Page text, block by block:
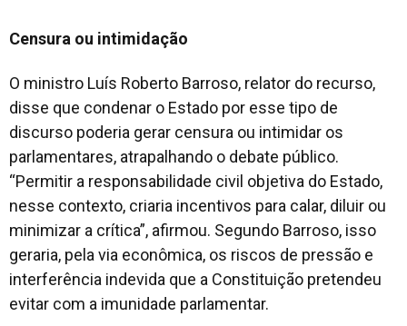
Censura ou intimidação
O ministro Luís Roberto Barroso, relator do recurso,
disse que condenar o Estado por esse tipo de
discurso poderia gerar censura ou intimidar os
parlamentares, atrapalhando o debate público.
“Permitir a responsabilidade civil objetiva do Estado,
nesse contexto, criaria incentivos para calar, diluir ou
minimizar a crítica”, afirmou. Segundo Barroso, isso
geraria, pela via econômica, os riscos de pressão e
interferência indevida que a Constituição pretendeu
evitar com a imunidade parlamentar.